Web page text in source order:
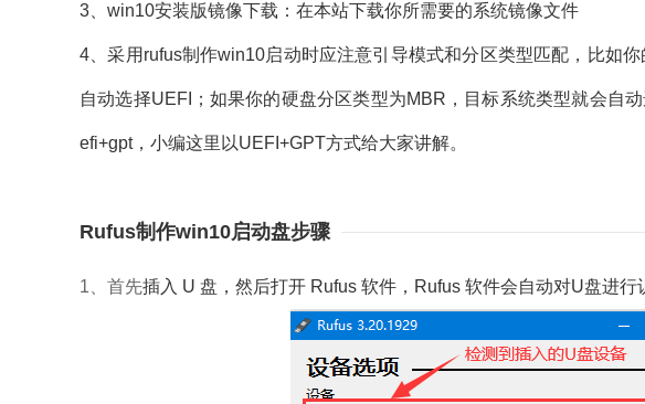
3、win10安装版镜像下载：在本站下载你所需要的系统镜像文件
4、采用rufus制作win10启动时应注意引导模式和分区类型匹配，比如
自动选择UEFI；如果你的硬盘分区类型为MBR，目标系统类型就会自
efi+gpt，小编这里以UEFI+GPT方式给大家讲解。
Rufus制作win10启动盘步骤
1、首先插入 U 盘，然后打开 Rufus 软件，Rufus 软件会自动对U盘进行